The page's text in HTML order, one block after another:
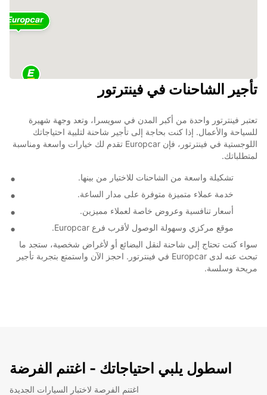
تأجير الشاحنات في فينترتور
تعتبر فينترتور واحدة من أكبر المدن في سويسرا، وتعد وجهة شهيرة
للسياحة والأعمال. إذا كنت بحاجة إلى تأجير شاحنة لتلبية احتياجاتك
اللوجستية في فينترتور، فإن Europcar تقدم لك خيارات واسعة ومناسبة
لمتطلباتك.
تشكيلة واسعة من الشاحنات للاختيار من بينها.
خدمة عملاء متميزة متوفرة على مدار الساعة.
أسعار تنافسية وعروض خاصة لعملاء مميزين.
موقع مركزي وسهولة الوصول لأقرب فرع Europcar.
سواء كنت تحتاج إلى شاحنة لنقل البضائع أو لأغراض شخصية، ستجد ما
تبحث عنه لدى Europcar في فينترتور. احجز الآن واستمتع بتجربة تأجير
مريحة وسلسة.
اسطول يلبي احتياجاتك - اغتنم الفرضة
اغتنم الفرصة لاختبار السيارات الجديدة